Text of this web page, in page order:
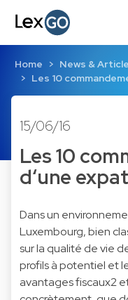
Home
News &
Les 10
15/06/16
Les 10
d‘une
Dans un
Luxembourg, bien
sur la qualité de vie
profils à potentiel et
avantages fiscaux2